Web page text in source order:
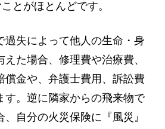
とがほとんどです。
失によって他人の生命・身
た場合、修理費や治療費、
償金や、弁護士費用、訴訟費
す。逆に隣家からの飛来物で
自分の火災保険に『風災』